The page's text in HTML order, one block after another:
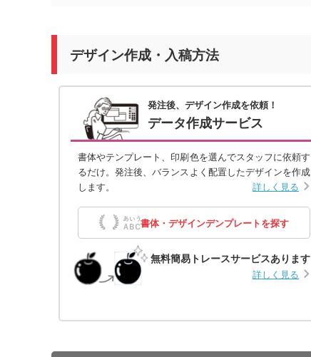
デザイン作成・入稿方法
発注後、デザイン作成を依頼！
データ作成サービス
書体やテンプレート、印刷色を選んでスタッフに依頼す
るだけ。発注後、バランスよく配置したデザインを作成
します。
詳しく見る
書体・デザインデンプレートを探す
無料簡易トレースサービスあります
詳しく見る